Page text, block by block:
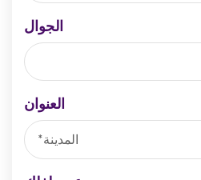
الجوال
العنوان
المدينة*